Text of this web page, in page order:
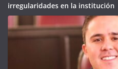
irregularidades en la institución